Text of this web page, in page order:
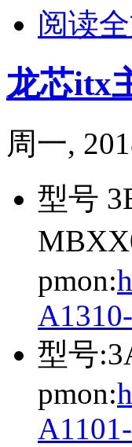
阅读
龙芯itx
周一,
型号
pmon:
型号
pmon: